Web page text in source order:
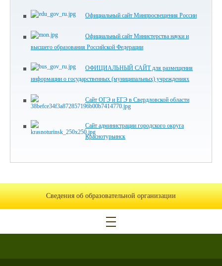
Официальный сайт Минпросвещения России
Официальный сайт Министерства науки и
высшего образования Российской Федерации
ОФИЦИАЛЬНЫЙ САЙТ для размещения
информации о государственных (муниципальных) учреждениях
Сайт ОГЭ и ЕГЭ в Свердловской области
Сайт администрации городского округа
Краснотурьинск
Сведения об образовательной организации